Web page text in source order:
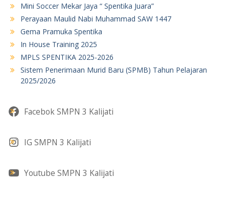
Mini Soccer Mekar Jaya “ Spentika Juara”
Perayaan Maulid Nabi Muhammad SAW 1447
Gema Pramuka Spentika
In House Training 2025
MPLS SPENTIKA 2025-2026
Sistem Penerimaan Murid Baru (SPMB) Tahun Pelajaran
2025/2026
Facebok SMPN 3 Kalijati
IG SMPN 3 Kalijati
Youtube SMPN 3 Kalijati